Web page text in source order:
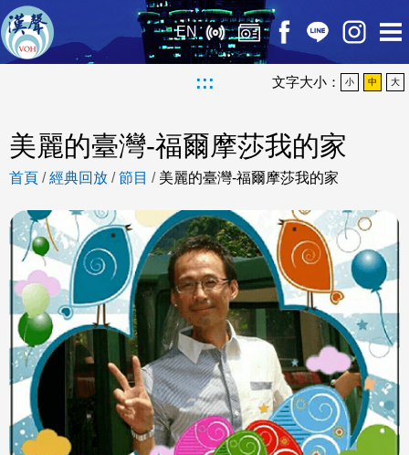
EN
::: 文字大小： 小 中 大
美麗的臺灣-福爾摩莎我的家
首頁 /經典回放 /節目 / 美麗的臺灣-福爾摩莎我的家